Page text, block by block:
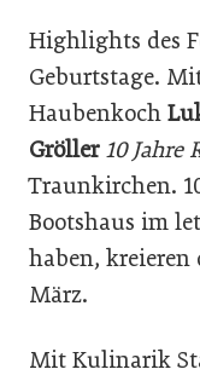
Highlights des
Geburtstage.
Haubenkoch
Gröller 10 Jahre
Traunkirchen.
Bootshaus im
haben, kreieren
März.
Mit Kulinarik